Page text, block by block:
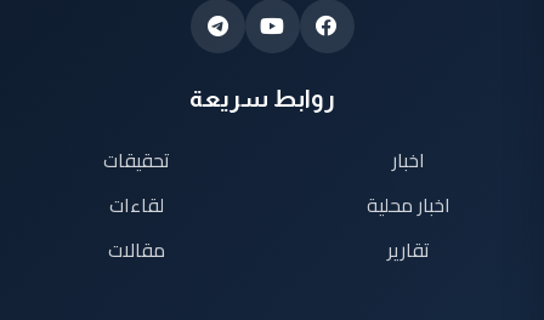
روابط سريعة
اخبار
اخبار محلية
تقارير
تحقيقات
لقاءات
مقالات